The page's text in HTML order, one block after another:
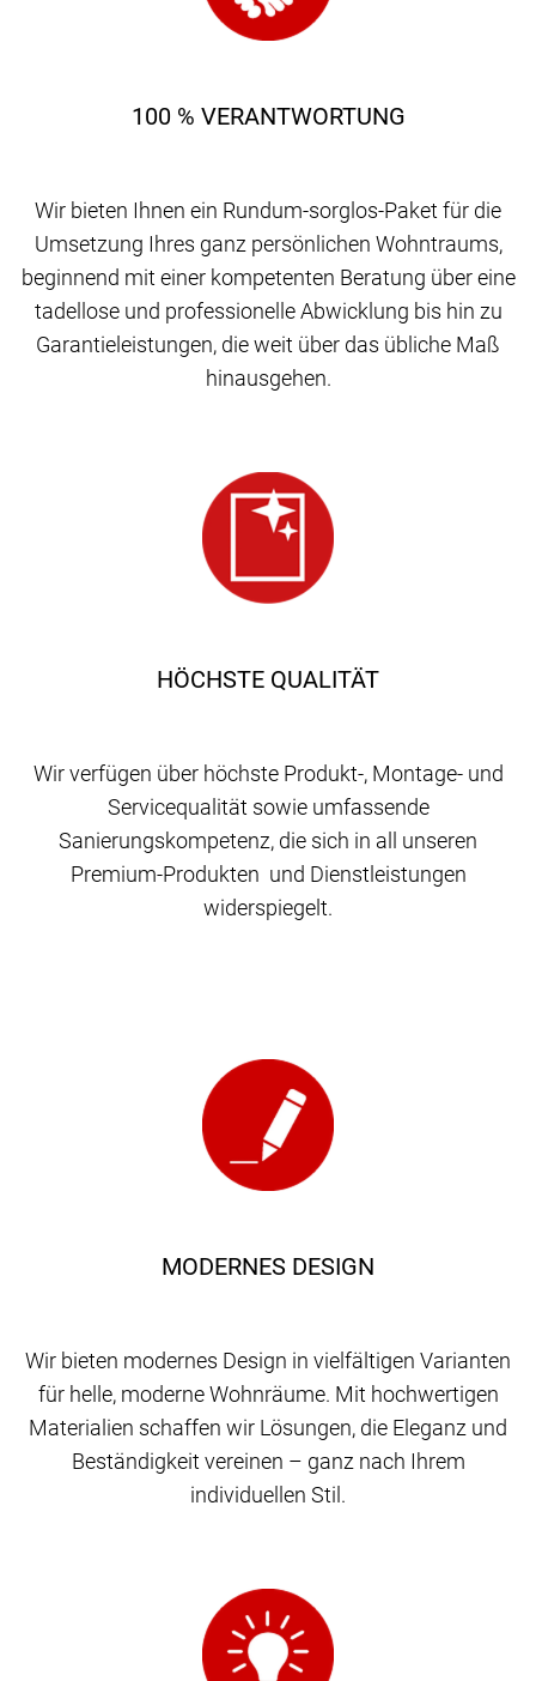
HÖCHSTE QUALITÄT
Wir verfügen über höchste Produkt-, Montage- und
Servicequalität sowie umfassende
Sanierungskompetenz, die sich in all unseren
Premium-Produkten und Dienstleistungen
widerspiegelt.
100 % VERANTWORTUNG
Wir bieten Ihnen ein Rundum-sorglos-Paket für die
Umsetzung Ihres ganz persönlichen Wohntraums,
beginnend mit einer kompetenten Beratung über eine
tadellose und professionelle Abwicklung bis hin zu
Garantieleistungen, die weit über das übliche Maß
hinausgehen.
MODERNES DESIGN
Wir bieten modernes Design in vielfältigen Varianten
für helle, moderne Wohnräume. Mit hochwertigen
Materialien schaffen wir Lösungen, die Eleganz und
Beständigkeit vereinen – ganz nach Ihrem
individuellen Stil.